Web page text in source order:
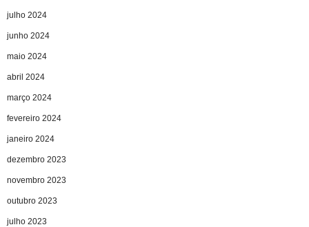
julho 2024
junho 2024
maio 2024
abril 2024
março 2024
fevereiro 2024
janeiro 2024
dezembro 2023
novembro 2023
outubro 2023
julho 2023